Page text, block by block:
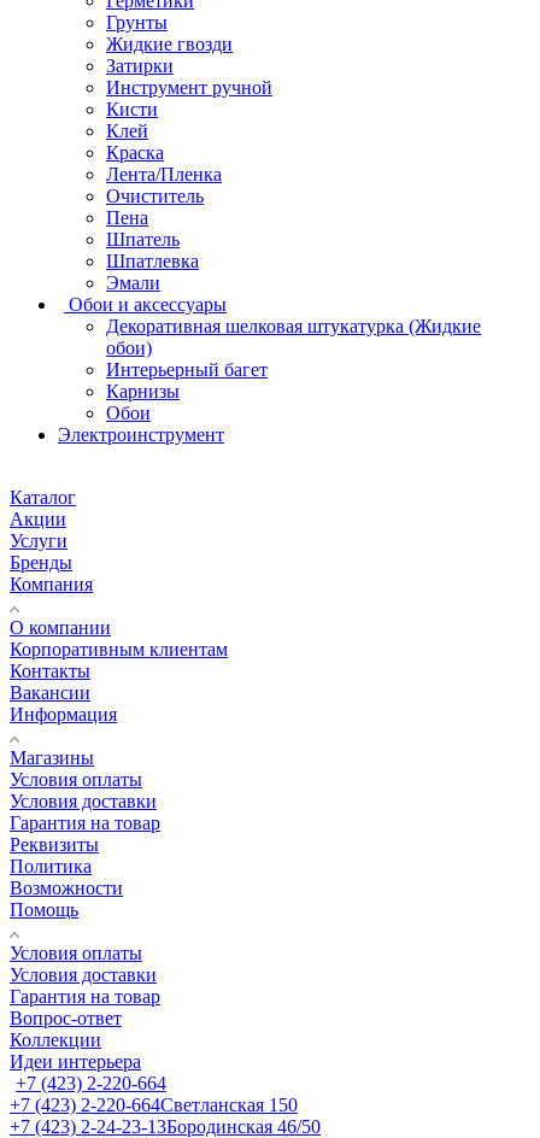
Грунты
Жидкие гвозди
Затирки
Инструмент ручной
Кисти
Клей
Краска
Лента/Пленка
Очиститель
Пена
Шпатель
Шпатлевка
Эмали
Обои и аксессуары
Декоративная шелковая штукатурка (Жидкие
обои)
Интерьерный багет
Карнизы
Обои
Электроинструмент
Каталог
Акции
Услуги
Бренды
Компания
О компании
Корпоративным клиентам
Контакты
Вакансии
Информация
Магазины
Условия оплаты
Условия доставки
Гарантия на товар
Реквизиты
Политика
Возможности
Помощь
Условия оплаты
Условия доставки
Гарантия на товар
Вопрос-ответ
Коллекции
Идеи интерьера
+7 (423) 2-220-664
+7 (423) 2-220-664Светланская 150
+7 (423) 2-24-23-13Бородинская 46/50